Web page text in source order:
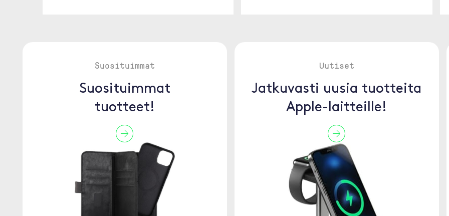
Suosituimmat
Suosituimmat
tuotteet!
Uutiset
Jatkuvasti uusia tuotteita
Apple-laitteille!